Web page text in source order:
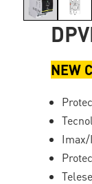
NEW
Imax/